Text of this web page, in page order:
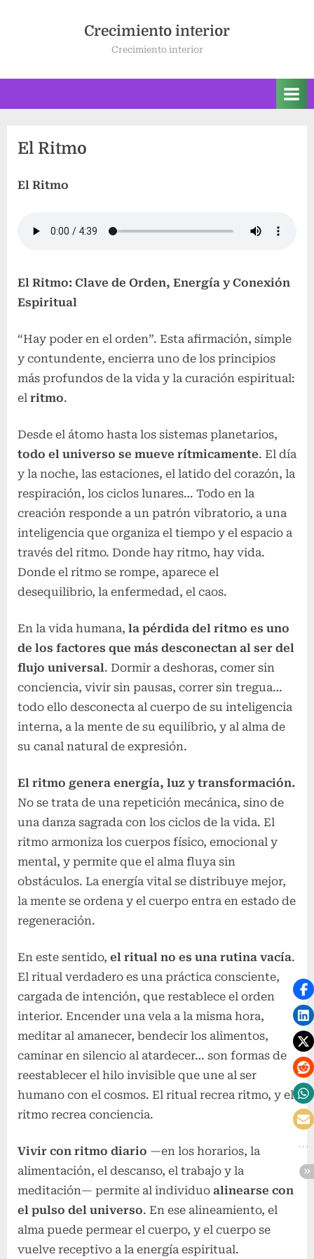
Crecimiento interior
Crecimiento interior
El Ritmo
El Ritmo
El Ritmo: Clave de Orden, Energía y Conexión
Espiritual
“Hay poder en el orden”. Esta afirmación, simple
y contundente, encierra uno de los principios
más profundos de la vida y la curación espiritual:
el ritmo.
Desde el átomo hasta los sistemas planetarios,
todo el universo se mueve rítmicamente. El día
y la noche, las estaciones, el latido del corazón, la
respiración, los ciclos lunares… Todo en la
creación responde a un patrón vibratorio, a una
inteligencia que organiza el tiempo y el espacio a
través del ritmo. Donde hay ritmo, hay vida.
Donde el ritmo se rompe, aparece el
desequilibrio, la enfermedad, el caos.
En la vida humana, la pérdida del ritmo es uno
de los factores que más desconectan al ser del
flujo universal. Dormir a deshoras, comer sin
conciencia, vivir sin pausas, correr sin tregua…
todo ello desconecta al cuerpo de su inteligencia
interna, a la mente de su equilibrio, y al alma de
su canal natural de expresión.
El ritmo genera energía, luz y transformación.
No se trata de una repetición mecánica, sino de
una danza sagrada con los ciclos de la vida. El
ritmo armoniza los cuerpos físico, emocional y
mental, y permite que el alma fluya sin
obstáculos. La energía vital se distribuye mejor,
la mente se ordena y el cuerpo entra en estado de
regeneración.
En este sentido, el ritual no es una rutina vacía.
El ritual verdadero es una práctica consciente,
cargada de intención, que restablece el orden
interior. Encender una vela a la misma hora,
meditar al amanecer, bendecir los alimentos,
caminar en silencio al atardecer… son formas de
reestablecer el hilo invisible que une al ser
humano con el cosmos. El ritual recrea ritmo, y el
ritmo recrea conciencia.
Vivir con ritmo diario —en los horarios, la
alimentación, el descanso, el trabajo y la
meditación— permite al individuo alinearse con
el pulso del universo. En ese alineamiento, el
alma puede permear el cuerpo, y el cuerpo se
vuelve receptivo a la energía espiritual.